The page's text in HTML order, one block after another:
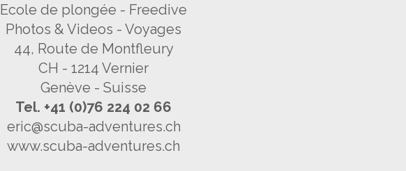
Ecole de plongée - Freedive
Photos & Videos - Voyages
44, Route de Montfleury
CH - 1214 Vernier
Genève - Suisse
Tel. +41 (0)76 224 02 66
eric@scuba-adventures.ch
www.scuba-adventures.ch